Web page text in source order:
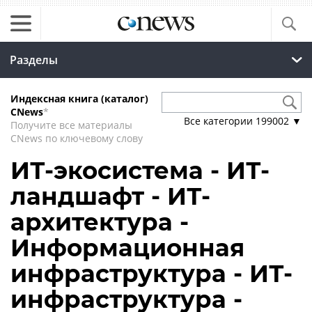
Разделы
Индексная книга (каталог)
CNews*
Получите все материалы
CNews по ключевому слову
Все категории 199002 ▼
ИТ-экосистема - ИТ-
ландшафт - ИТ-
архитектура -
Информационная
инфраструктура - ИТ-
инфраструктура -